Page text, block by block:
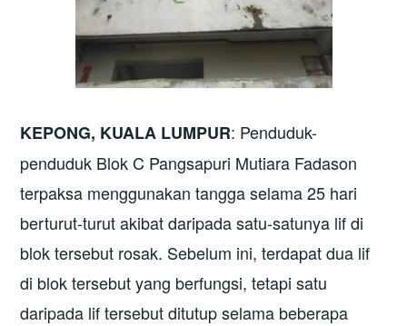
KEPONG, KUALA LUMPUR: Penduduk-
penduduk Blok C Pangsapuri Mutiara Fadason
terpaksa menggunakan tangga selama 25 hari
berturut-turut akibat daripada satu-satunya lif di
blok tersebut rosak. Sebelum ini, terdapat dua lif
di blok tersebut yang berfungsi, tetapi satu
daripada lif tersebut ditutup selama beberapa